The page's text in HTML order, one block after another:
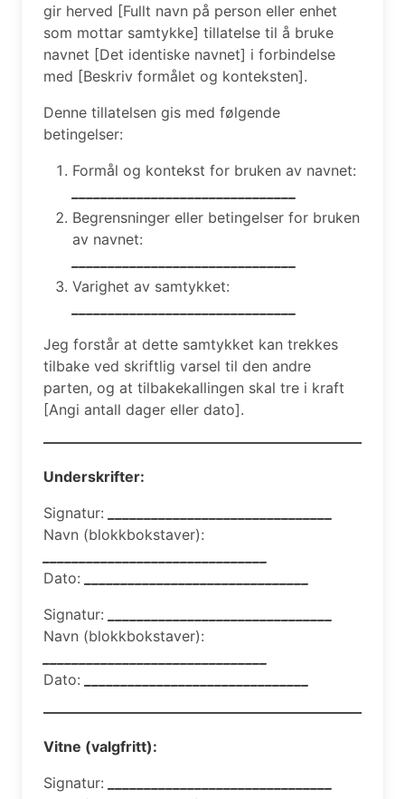
gir herved [Fullt navn på person eller enhet
som mottar samtykke] tillatelse til å bruke
navnet [Det identiske navnet] i forbindelse
med [Beskriv formålet og konteksten].
Denne tillatelsen gis med følgende
betingelser:
Formål og kontekst for bruken av navnet:
Begrensninger eller betingelser for bruken
av navnet:
Varighet av samtykket:
Jeg forstår at dette samtykket kan trekkes
tilbake ved skriftlig varsel til den andre
parten, og at tilbakekallingen skal tre i kraft
[Angi antall dager eller dato].
Underskrifter:
Signatur:
Navn (blokkbokstaver):
Dato:
Signatur:
Navn (blokkbokstaver):
Dato:
Vitne (valgfritt):
Signatur: